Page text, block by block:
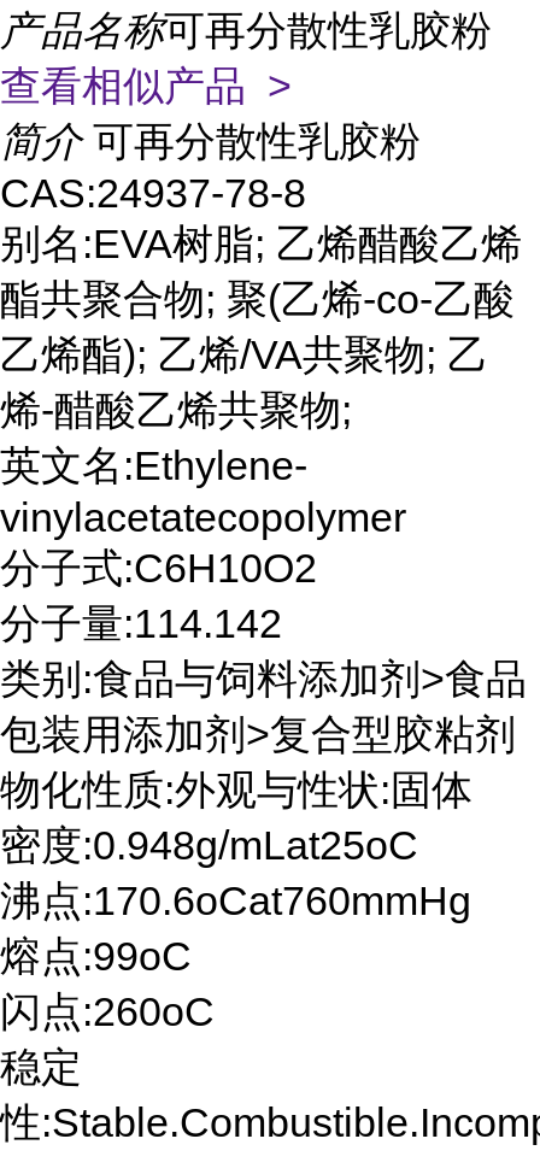
产品名称可再分散性乳胶粉
查看相似产品 >
简介 可再分散性乳胶粉
CAS:24937-78-8
别名:EVA树脂; 乙烯醋酸乙烯
酯共聚合物; 聚(乙烯-co-乙酸
乙烯酯); 乙烯/VA共聚物; 乙
烯-醋酸乙烯共聚物;
英文名:Ethylene-
vinylacetatecopolymer
分子式:C6H10O2
分子量:114.142
类别:食品与饲料添加剂>食品
包装用添加剂>复合型胶粘剂
物化性质:外观与性状:固体
密度:0.948g/mLat25oC
沸点:170.6oCat760mmHg
熔点:99oC
闪点:260oC
稳定
性